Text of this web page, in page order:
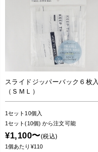
スライドジッパーバック６枚入
（ＳＭＬ）
1セット10個入
1セット(10個)から注文可能
¥1,100〜(税込)
1個あたり¥110